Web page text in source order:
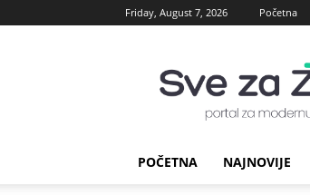
Friday, August 7, 2026 Početna
za
Zenu
POČETNA NAJNOVIJE